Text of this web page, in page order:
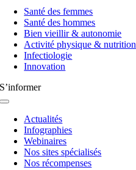
basculeSanté des femmes
Santé des hommes
Bien vieillir & autonomie
Activité physique & nutrition
Infectiologie
Innovation
S’informer
Navigation
basculeActualités
Infographies
Webinaires
Nos sites spécialisés
Nos récompenses